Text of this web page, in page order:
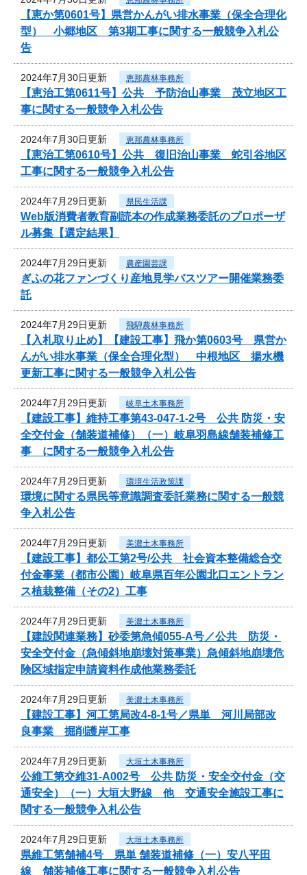
【恵か第0601号】県営かんがい排水事業（保全合理化
型） 小郷地区 第3期工事に関する一般競争入札公
告
2024年7月30日更新 恵那農林事務所
【恵治工第0611号】公共 予防治山事業 茂立地区工
事に関する一般競争入札公告
2024年7月30日更新 恵那農林事務所
【恵治工第0610号】公共 復旧治山事業 蛇引谷地区
工事に関する一般競争入札公告
2024年7月29日更新 県民生活課
Web版消費者教育副読本の作成業務委託のプロポーザ
ル募集【選定結果】
2024年7月29日更新 農産園芸課
ぎふの花ファンづくり産地見学バスツアー開催業務委
託
2024年7月29日更新 飛騨農林事務所
【入札取り止め】【建設工事】飛か第0603号 県営か
んがい排水事業（保全合理化型） 中根地区 揚水機
更新工事に関する一般競争入札公告
2024年7月29日更新 岐阜土木事務所
【建設工事】維持工事第43-047-1-2号 公共 防災・安
全交付金（舗装道補修）（一）岐阜羽島線舗装補修工
事 に関する一般競争入札公告
2024年7月29日更新 環境生活政策課
環境に関する県民等意識調査委託業務に関する一般競
争入札公告
2024年7月29日更新 美濃土木事務所
【建設工事】都公工第2号/公共 社会資本整備総合交
付金事業（都市公園）岐阜県百年公園北口エントラン
ス植栽整備（その2）工事
2024年7月29日更新 美濃土木事務所
【建設関連業務】砂委第急傾055-A号／公共 防災・
安全交付金（急傾斜地崩壊対策事業）急傾斜地崩壊危
険区域指定申請資料作成他業務委託
2024年7月29日更新 美濃土木事務所
【建設工事】河工第局改4-8-1号／県単 河川局部改
良事業 掘削護岸工事
2024年7月29日更新 大垣土木事務所
公維工第交維31-A002号 公共 防災・安全交付金（交
通安全）（一）大垣大野線 他 交通安全施設工事に
関する一般競争入札公告
2024年7月29日更新 大垣土木事務所
県維工第舗補4号 県単 舗装道補修（一）安八平田
線 舗装補修工事に関する一般競争入札公告